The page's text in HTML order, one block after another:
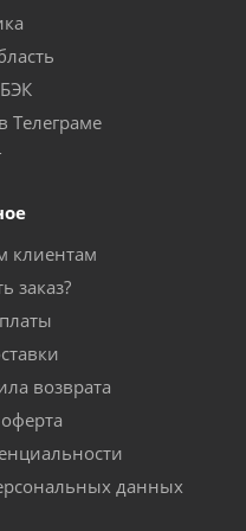
Телеграме
клиентам
заказ?
возврата
данных